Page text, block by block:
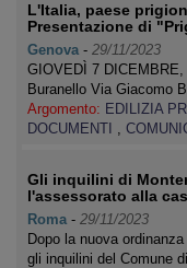
L'Italia, paese
Presentazione di
Genova - 29/11/2023
GIOVEDÌ 7
Buranello Via Giacomo
Argomento: EDILIZIA
DOCUMENTI ,
Gli inquilini di
l'assessorato alla
Roma - 29/11/2023
Dopo la nuova
gli inquilini del Comune